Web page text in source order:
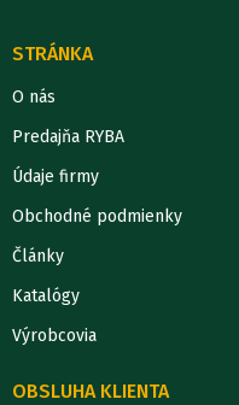
STRÁNKA
O nás
Predajňa RYBA
Údaje firmy
Obchodné podmienky
Články
Katalógy
Výrobcovia
OBSLUHA KLIENTA